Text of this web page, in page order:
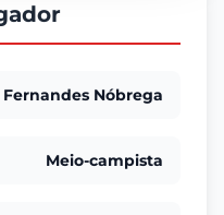
Nóbrega
Meio-campista